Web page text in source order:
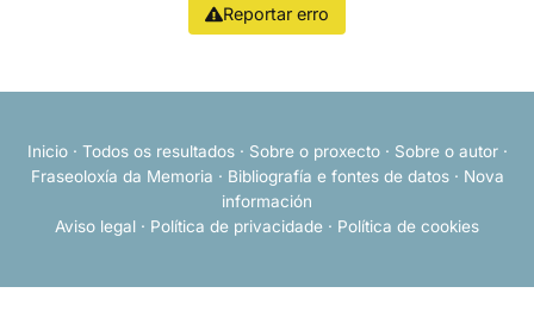
Reportar erro
Inicio· Todos os resultados· Sobre o proxecto· Sobre o autor·
Fraseoloxía da Memoria · Bibliografía e fontes de datos· Nova
información
Aviso legal · Política de privacidade · Política de cookies